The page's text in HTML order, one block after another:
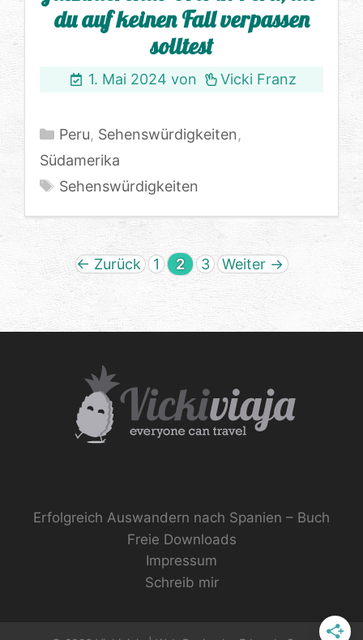
du auf keinen Fall verpassen
solltest
1. Mai 2024 von Vicki Franz
Kategorien
Peru, Sehenswürdigkeiten,
Südamerika
Schlagwörter
Sehenswürdigkeiten
← Zurück Seite
1 Seite
2 Seite
3 Weiter →
Erfolgreich Auswandern nach Spanien – Buch
Freie Downloads
Impressum
Schreib mir